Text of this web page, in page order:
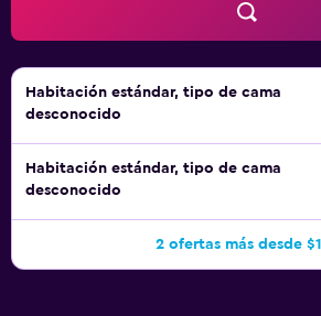
Habitación estándar, tipo de cama
desconocido
Habitación estándar, tipo de cama
desconocido
2 ofertas más desde